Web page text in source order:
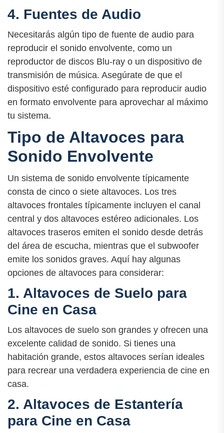
4. Fuentes de Audio
Necesitarás algún tipo de fuente de audio para
reproducir el sonido envolvente, como un
reproductor de discos Blu-ray o un dispositivo de
transmisión de música. Asegúrate de que el
dispositivo esté configurado para reproducir audio
en formato envolvente para aprovechar al máximo
tu sistema.
Tipo de Altavoces para
Sonido Envolvente
Un sistema de sonido envolvente típicamente
consta de cinco o siete altavoces. Los tres
altavoces frontales típicamente incluyen el canal
central y dos altavoces estéreo adicionales. Los
altavoces traseros emiten el sonido desde detrás
del área de escucha, mientras que el subwoofer
emite los sonidos graves. Aquí hay algunas
opciones de altavoces para considerar:
1. Altavoces de Suelo para
Cine en Casa
Los altavoces de suelo son grandes y ofrecen una
excelente calidad de sonido. Si tienes una
habitación grande, estos altavoces serían ideales
para recrear una verdadera experiencia de cine en
casa.
2. Altavoces de Estantería
para Cine en Casa